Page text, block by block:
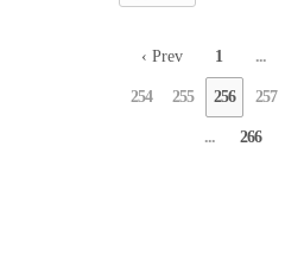
‹ Prev 1 ...
254 255 256 257
... 266